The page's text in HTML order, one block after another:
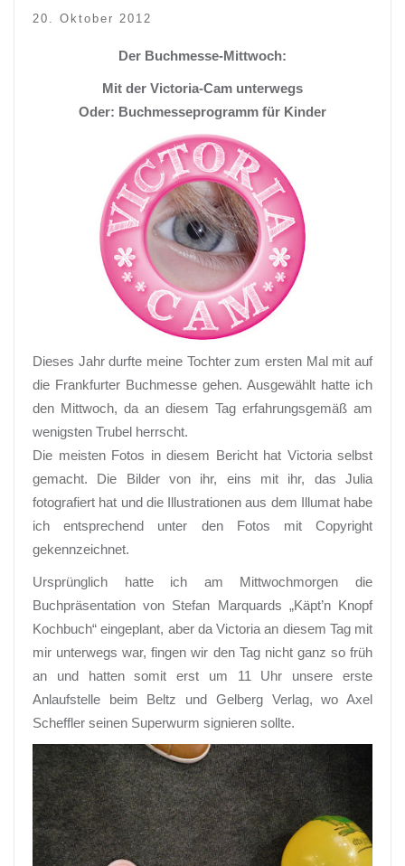
20. Oktober 2012
Der Buchmesse-Mittwoch:
Mit der Victoria-Cam unterwegs
Oder: Buchmesseprogramm für Kinder
Dieses Jahr durfte meine Tochter zum ersten Mal mit auf
die Frankfurter Buchmesse gehen. Ausgewählt hatte ich
den Mittwoch, da an diesem Tag erfahrungsgemäß am
wenigsten Trubel herrscht.
Die meisten Fotos in diesem Bericht hat Victoria selbst
gemacht. Die Bilder von ihr, eins mit ihr, das Julia
fotografiert hat und die Illustrationen aus dem Illumat habe
ich entsprechend unter den Fotos mit Copyright
gekennzeichnet.
Ursprünglich hatte ich am Mittwochmorgen die
Buchpräsentation von Stefan Marquards „Käpt’n Knopf
Kochbuch“ eingeplant, aber da Victoria an diesem Tag mit
mir unterwegs war, fingen wir den Tag nicht ganz so früh
an und hatten somit erst um 11 Uhr unsere erste
Anlaufstelle beim Beltz und Gelberg Verlag, wo Axel
Scheffler seinen Superwurm signieren sollte.